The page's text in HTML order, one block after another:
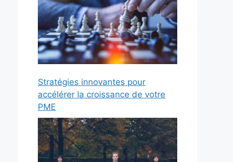
Stratégies innovantes pour
accélérer la croissance de votre
PME